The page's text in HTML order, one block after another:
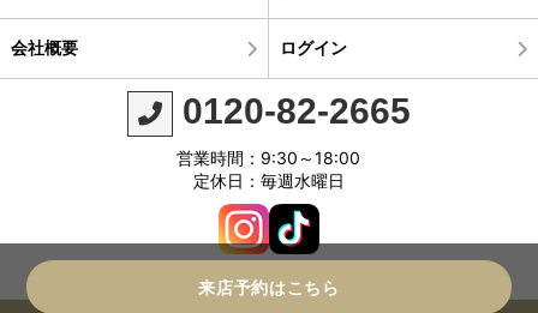
会社概要 ログイン
0120-82-2665
営業時間：9:30～18:00
定休日：毎週水曜日
来店予約はこちら